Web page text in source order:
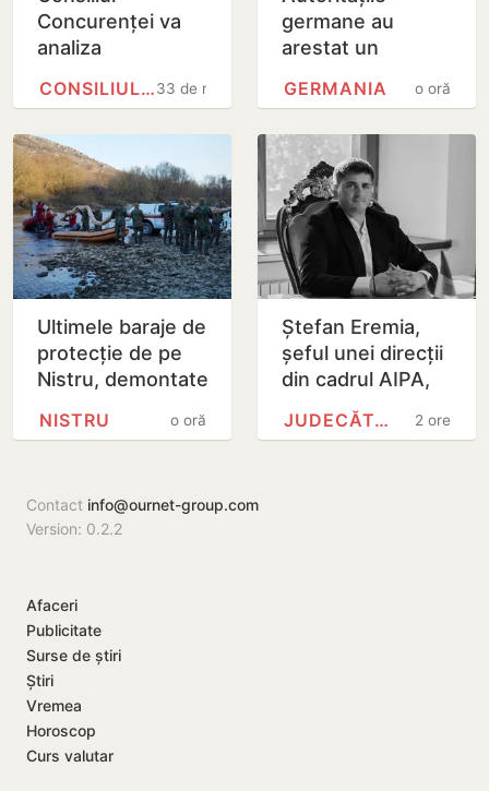
Concurenței va
analiza
preluarea Honest
către Moldretail
Group
33 de minute
CONSILIUL CONCURENȚEI
germane au
arestat un
acuzat de spionaj
o oră
GERMANIA
Ultimele baraje de
protecție de pe
Nistru, demontate
intervenții
o oră
NISTRU
Ștefan Eremia,
șeful unei direcții
din cadrul AIPA,
acuzat de trafic
de influență, a
2 ore
JUDECĂTORIA CHIȘINĂU
Contact info@ournet-group.com
Version: 0.2.2
Afaceri
Publicitate
Surse de știri
Știri
Vremea
Horoscop
Curs valutar